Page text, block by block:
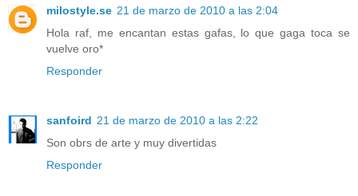
milostyle.se 21 de marzo de 2010 a las 2:04
Hola raf, me encantan estas gafas, lo que gaga toca se
vuelve oro*
Responder
sanfoird 21 de marzo de 2010 a las 2:22
Son obrs de arte y muy divertidas
Responder